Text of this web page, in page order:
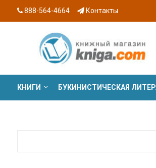
888-564-4664 Контакты
КНИГИ БУКИНИСТИЧЕСКАЯ